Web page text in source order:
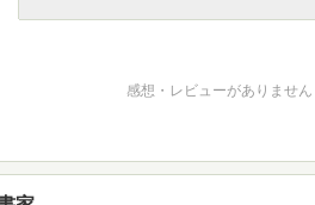
感想・レビューがありません